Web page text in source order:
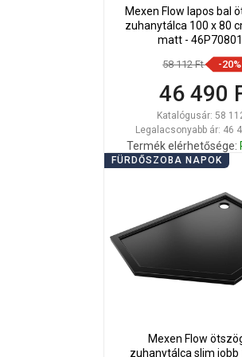
Mexen Flow lapos bal
zuhanytálca 100 x 80
matt -
58 112 Ft -20%
46 490
Katalógusár: 58
Legalacsonyabb ár: 46
Termék elérhetősége:
favorite_border
össze
FÜRDŐSZOBA NAPOK
Mexen Flow
zuhanytálca slim jobb